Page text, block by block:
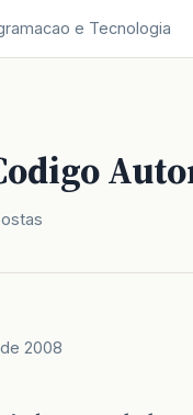
e Tecnologia
2008